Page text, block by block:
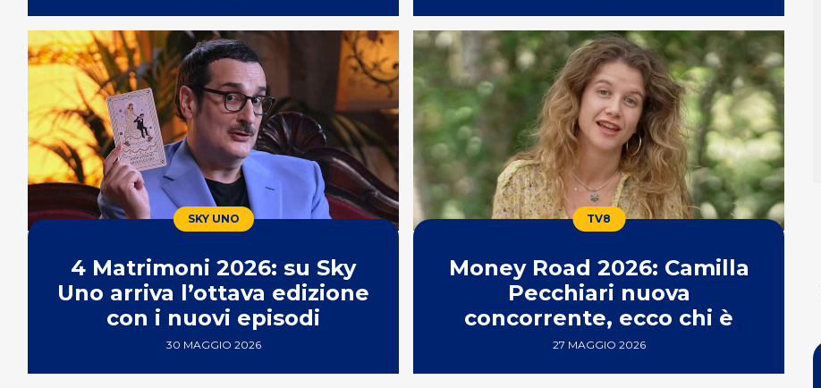
SKY UNO
4 Matrimoni 2026: su Sky
Uno arriva l’ottava edizione
con i nuovi episodi
30 MAGGIO 2026
TV8
Money Road 2026: Camilla
Pecchiari nuova
concorrente, ecco chi è
27 MAGGIO 2026